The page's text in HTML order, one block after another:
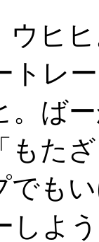
ウヒ
トレ
。ば
もた
でも
しよ